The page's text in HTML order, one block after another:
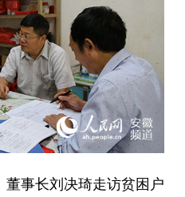
事长刘决琦走访贫困户